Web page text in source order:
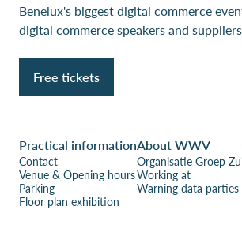
Benelux's biggest digital commerce
digital commerce speakers and
Free tickets
Practical information
Contact
Venue & Opening hours
Parking
Floor plan exhibition
About WWV
Organisatie Groep
Working at
Warning data parties